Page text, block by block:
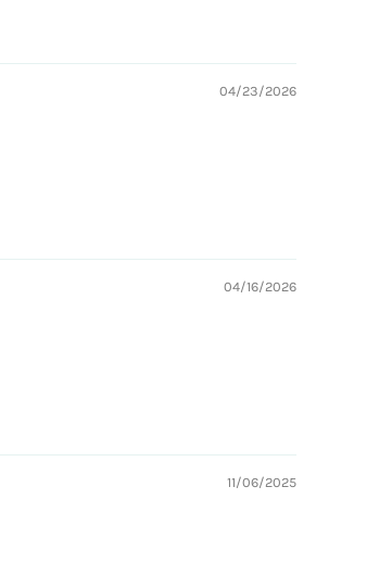
04/23/2026
04/16/2026
11/06/2025